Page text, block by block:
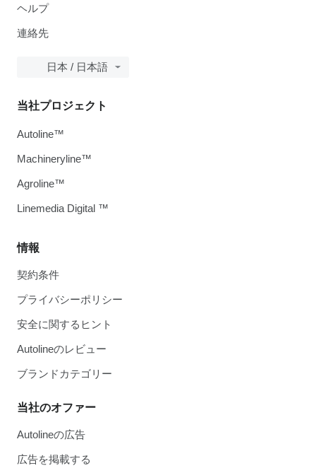
ヘルプ
連絡先
日本 / 日本語
情報
契約条件
プライバシーポリシー
安全に関するヒント
Autolineのレビュー
ブランドカテゴリー
当社のオファー
Autolineの広告
広告を掲載する
当社プロジェクト
Autoline™
Machineryline™
Agroline™
Linemedia Digital ™